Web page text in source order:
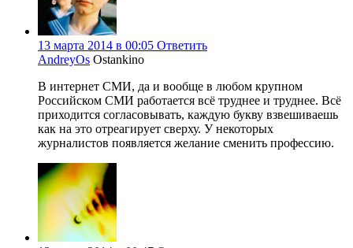
13 марта 2014 в 00:05 Ответить
AndreyOs Ostankino
В интернет СМИ, да и вообще в любом крупном
Российском СМИ работается всё труднее и труднее. Всё
приходится согласовывать, каждую букву взвешиваешь
как на это отреагирует сверху. У некоторых
журналистов появляется желание сменить профессию.